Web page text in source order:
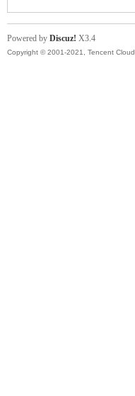
Ch
Powered by Discuz! X3.4
Copyright © 2001-2021, Tencent Cloud.